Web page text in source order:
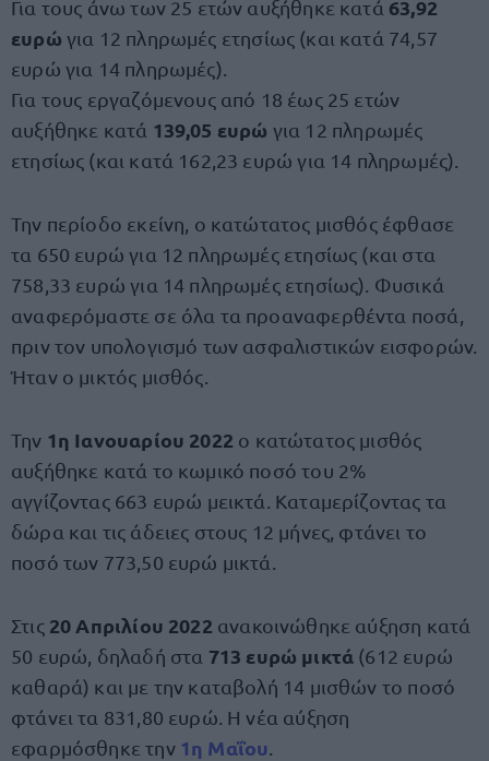
Για τους άνω των 25 ετών αυξήθηκε κατά 63,92
ευρώ για 12 πληρωμές ετησίως (και κατά 74,57
ευρώ για 14 πληρωμές).
Για τους εργαζόμενους από 18 έως 25 ετών
αυξήθηκε κατά 139,05 ευρώ για 12 πληρωμές
ετησίως (και κατά 162,23 ευρώ για 14 πληρωμές).
Την περίοδο εκείνη, ο κατώτατος μισθός έφθασε
τα 650 ευρώ για 12 πληρωμές ετησίως (και στα
758,33 ευρώ για 14 πληρωμές ετησίως). Φυσικά
αναφερόμαστε σε όλα τα προαναφερθέντα ποσά,
πριν τον υπολογισμό των ασφαλιστικών εισφορών.
Ήταν ο μικτός μισθός.
Την 1η Ιανουαρίου 2022 ο κατώτατος μισθός
αυξήθηκε κατά το κωμικό ποσό του 2%
αγγίζοντας 663 ευρώ μεικτά. Καταμερίζοντας τα
δώρα και τις άδειες στους 12 μήνες, φτάνει το
ποσό των 773,50 ευρώ μικτά.
Στις 20 Απριλίου 2022 ανακοινώθηκε αύξηση κατά
50 ευρώ, δηλαδή στα 713 ευρώ μικτά (612 ευρώ
καθαρά) και με την καταβολή 14 μισθών το ποσό
φτάνει τα 831,80 ευρώ. Η νέα αύξηση
εφαρμόσθηκε την1η Μαΐου